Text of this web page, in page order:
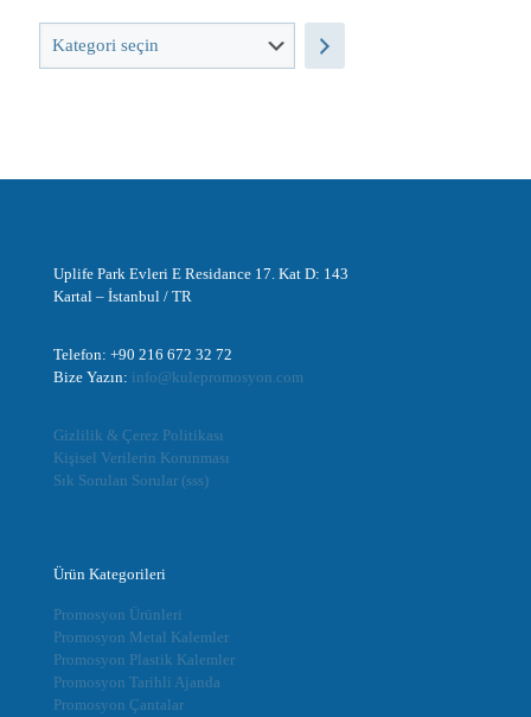
Kategori
Uplife Park Evleri E Residance 17. Kat D: 143
Kartal – İstanbul / TR
Telefon: +90 216 672 32 72
Bize Yazın: info@kulepromosyon.com
Gizlilik & Çerez Politikası
Kişisel Verilerin Korunması
Sık Sorulan Sorular (sss)
Ürün Kategorileri
Promosyon Ürünleri
Promosyon Metal Kalemler
Promosyon Plastik Kalemler
Promosyon Tarihli Ajanda
Promosyon Çantalar